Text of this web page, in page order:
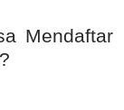
Mendaftar